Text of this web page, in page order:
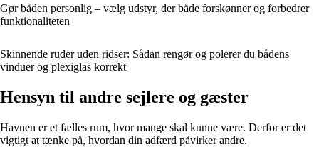
Gør båden personlig – vælg udstyr, der både forskønner og forbedrer
funktionaliteten
Skinnende ruder uden ridser: Sådan rengør og polerer du bådens
vinduer og plexiglas korrekt
Hensyn til andre sejlere og gæster
Havnen er et fælles rum, hvor mange skal kunne være. Derfor er det
vigtigt at tænke på, hvordan din adfærd påvirker andre.